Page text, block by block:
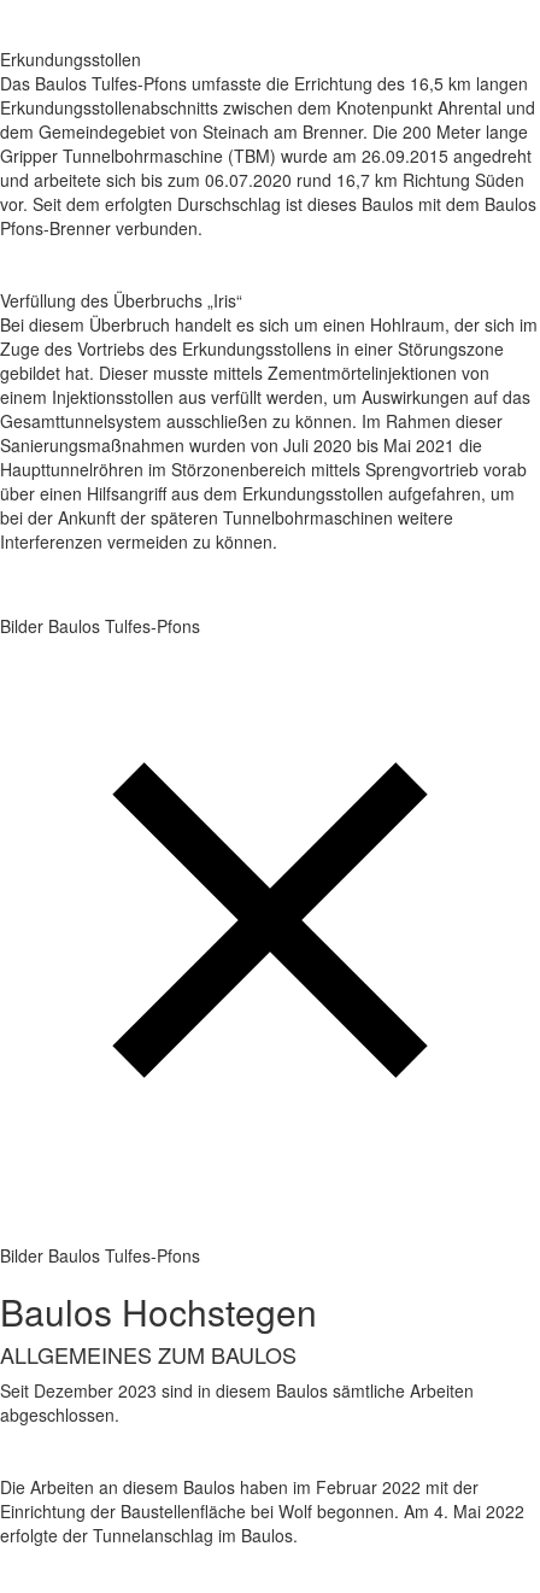
Erkundungsstollen
Das Baulos Tulfes-Pfons umfasste die Errichtung des 16,5 km langen
Erkundungsstollenabschnitts zwischen dem Knotenpunkt Ahrental und
dem Gemeindegebiet von Steinach am Brenner. Die 200 Meter lange
Gripper Tunnelbohrmaschine (TBM) wurde am 26.09.2015 angedreht
und arbeitete sich bis zum 06.07.2020 rund 16,7 km Richtung Süden
vor. Seit dem erfolgten Durschschlag ist dieses Baulos mit dem Baulos
Pfons-Brenner verbunden.
Verfüllung des Überbruchs „Iris“
Bei diesem Überbruch handelt es sich um einen Hohlraum, der sich im
Zuge des Vortriebs des Erkundungsstollens in einer Störungszone
gebildet hat. Dieser musste mittels Zementmörtelinjektionen von
einem Injektionsstollen aus verfüllt werden, um Auswirkungen auf das
Gesamttunnelsystem ausschließen zu können. Im Rahmen dieser
Sanierungsmaßnahmen wurden von Juli 2020 bis Mai 2021 die
Haupttunnelröhren im Störzonenbereich mittels Sprengvortrieb vorab
über einen Hilfsangriff aus dem Erkundungsstollen aufgefahren, um
bei der Ankunft der späteren Tunnelbohrmaschinen weitere
Interferenzen vermeiden zu können.
Bilder Baulos Tulfes-Pfons
Bilder Baulos Tulfes-Pfons
Baulos Hochstegen
ALLGEMEINES ZUM BAULOS
Seit Dezember 2023 sind in diesem Baulos sämtliche Arbeiten
abgeschlossen.
Die Arbeiten an diesem Baulos haben im Februar 2022 mit der
Einrichtung der Baustellenfläche bei Wolf begonnen. Am 4. Mai 2022
erfolgte der Tunnelanschlag im Baulos.